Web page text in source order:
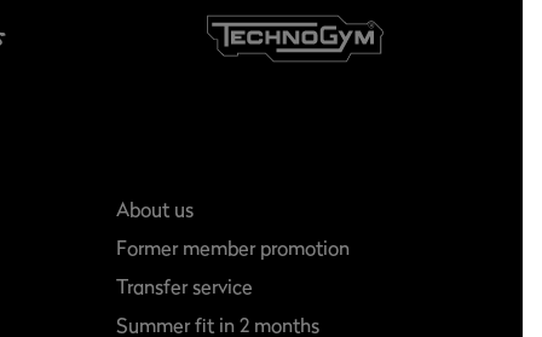
About us
Former member promotion
Transfer service
Summer fit in 2 months